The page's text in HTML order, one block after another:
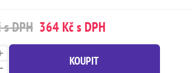
DPH 364 Kč s DPH
KOUPIT